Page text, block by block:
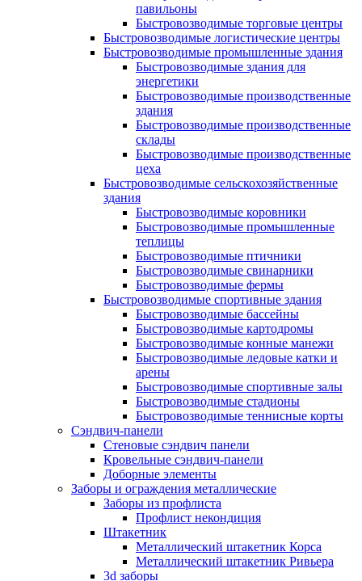
павильоны
Быстровозводимые торговые центры
Быстровозводимые логистические центры
Быстровозводимые промышленные здания
Быстровозводимые здания для
энергетики
Быстровозводимые производственные
здания
Быстровозводимые производственные
склады
Быстровозводимые производственные
цеха
Быстровозводимые сельскохозяйственные
здания
Быстровозводимые коровники
Быстровозводимые промышленные
теплицы
Быстровозводимые птичники
Быстровозводимые свинарники
Быстровозводимые фермы
Быстровозводимые спортивные здания
Быстровозводимые бассейны
Быстровозводимые картодромы
Быстровозводимые конные манежи
Быстровозводимые ледовые катки и
арены
Быстровозводимые спортивные залы
Быстровозводимые стадионы
Быстровозводимые теннисные корты
Сэндвич-панели
Стеновые сэндвич панели
Кровельные сэндвич-панели
Доборные элементы
Заборы и ограждения металлические
Заборы из профлиста
Профлист некондиция
Штакетник
Металлический штакетник Корса
Металлический штакетник Ривьера
3d заборы